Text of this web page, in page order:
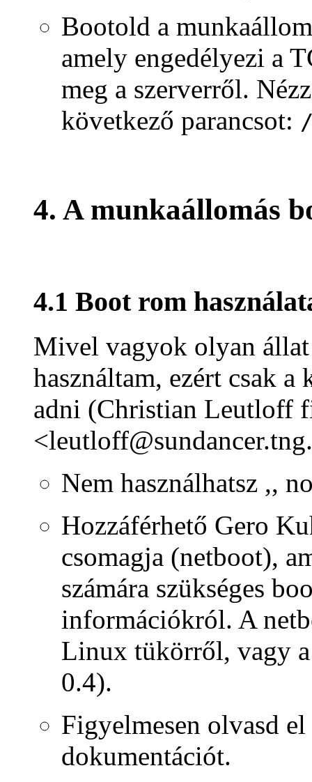
Bootold a
amely engedélyezi a
meg a szerverről.
következő parancsot:
4. A munkaállomás
4.1 Boot rom
Mivel vagyok olyan állat
használtam, ezért csak
adni (Christian Leutloff
Nem használhatsz ,,
Hozzáférhető Gero
csomagja (netboot),
számára szükséges
információkról. A
Linux tükörről, vagy
0.4).
Figyelmesen olvasd
dokumentációt.